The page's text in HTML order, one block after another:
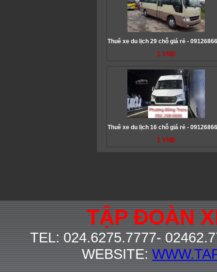
Thuê xe du lịch 29 chỗ giá rẻ -
1 VNĐ
Thuê xe du lịch 16 chỗ giá rẻ -
1 VNĐ
TẬP ĐOÀN
TEL: 024.6275.7777-
WEBSITE: